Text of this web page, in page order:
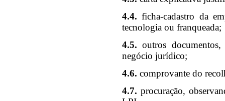
4.4. ficha-cadastro da
tecnologia ou franqueada;
4.5. outros
negócio jurídico;
4.6. comprovante do
4.7. procuração,